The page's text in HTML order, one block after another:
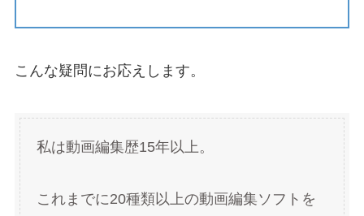
こんな疑問にお応えします。
私は動画編集歴15年以上。
これまでに20種類以上の動画編集ソフトを